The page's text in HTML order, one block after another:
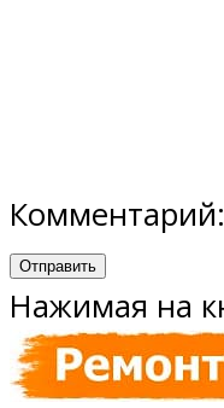
Комментарий:
Отправить
Нажимая на